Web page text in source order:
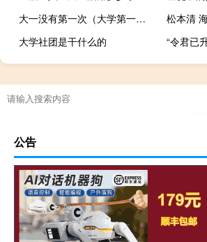
大一没有第一次（大学第一次基本都没了）
松本清
大学社团是干什么的
“令君已
公告